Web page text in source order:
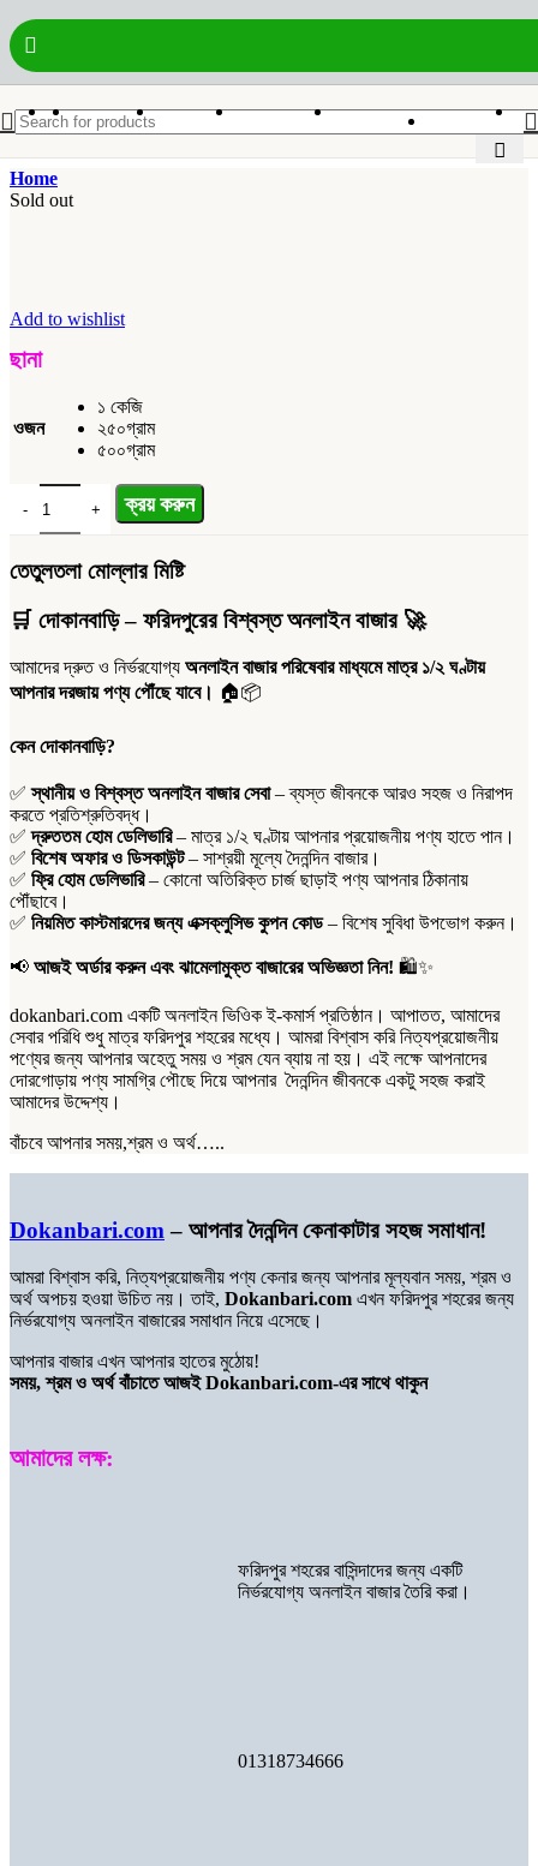
Home
Sold out
Add to wishlist
ছানা
ওজন
১ কেজি
২৫০গ্রাম
৫০০গ্রাম
ছানা quantity ক্রয় করুন
তেতুলতলা মোল্লার মিষ্টি
🛒 দোকানবাড়ি – ফরিদপুরের বিশ্বস্ত অনলাইন বাজার🚀
আমাদের দ্রুত ও নির্ভরযোগ্য অনলাইন বাজার পরিষেবার মাধ্যমে মাত্র ১/২ ঘণ্টায়
আপনার দরজায় পণ্য পৌঁছে যাবে। 🏠📦
কেন দোকানবাড়ি?
✅স্থানীয় ও বিশ্বস্ত অনলাইন বাজার সেবা– ব্যস্ত জীবনকে আরও সহজ ও নিরাপদ
করতে প্রতিশ্রুতিবদ্ধ।
✅দ্রুততম হোম ডেলিভারি– মাত্র ১/২ ঘণ্টায় আপনার প্রয়োজনীয় পণ্য হাতে পান।
✅ বিশেষ অফার ও ডিসকাউন্ট– সাশ্রয়ী মূল্যে দৈনন্দিন বাজার।
✅ ফ্রি হোম ডেলিভারি– কোনো অতিরিক্ত চার্জ ছাড়াই পণ্য আপনার ঠিকানায়
পৌঁছাবে।
✅ নিয়মিত কাস্টমারদের জন্য এক্সক্লুসিভ কুপন কোড– বিশেষ সুবিধা উপভোগ করুন।
📢 আজই অর্ডার করুন এবং ঝামেলামুক্ত বাজারের অভিজ্ঞতা নিন! 🛍️✨
dokanbari.com একটি অনলাইন ভিওিক ই-কমার্স প্রতিষ্ঠান। আপাতত, আমাদের
সেবার পরিধি শুধু মাত্র ফরিদপুর শহরের মধ্যে। আমরা বিশ্বাস করি নিত্যপ্রয়োজনীয়
পণ্যের জন্য আপনার অহেতু সময় ও শ্রম যেন ব্যায় না হয়। এই লক্ষে আপনাদের
দোরগোড়ায় পণ্য সামগ্রি পৌছে দিয়ে আপনার দৈনন্দিন জীবনকে একটু সহজ করাই
আমাদের উদ্দেশ্য।
বাঁচবে আপনার সময়,শ্রম ও অর্থ…..
Dokanbari.com – আপনার দৈনন্দিন কেনাকাটার সহজ সমাধান!
আমরা বিশ্বাস করি, নিত্যপ্রয়োজনীয় পণ্য কেনার জন্য আপনার মূল্যবান সময়, শ্রম ও
অর্থ অপচয় হওয়া উচিত নয়। তাই, Dokanbari.com এখন ফরিদপুর শহরের জন্য
নির্ভরযোগ্য অনলাইন বাজারের সমাধান নিয়ে এসেছে।
আপনার বাজার এখন আপনার হাতের মুঠোয়!
সময়, শ্রম ও অর্থ বাঁচাতে আজই Dokanbari.com-এর সাথে থাকুন
আমাদের লক্ষ:
ফরিদপুর শহরের বাসিন্দাদের জন্য একটি
নির্ভরযোগ্য অনলাইন বাজার তৈরি করা।
01318734666